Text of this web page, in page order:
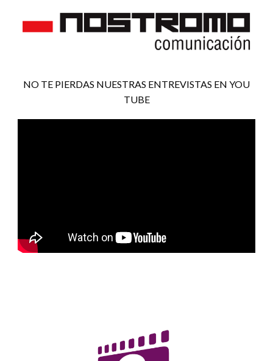
NO TE PIERDAS NUESTRAS ENTREVISTAS EN YOU
TUBE